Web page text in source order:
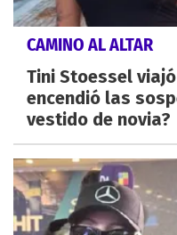
CAMINO AL ALTAR
Tini Stoessel
encendió las
vestido de novia?